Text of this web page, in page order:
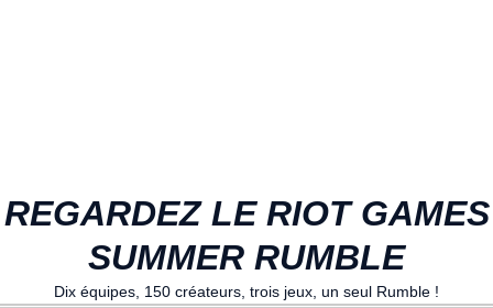
REGARDEZ LE RIOT GAMES
SUMMER RUMBLE
Dix équipes, 150 créateurs, trois jeux, un seul Rumble !